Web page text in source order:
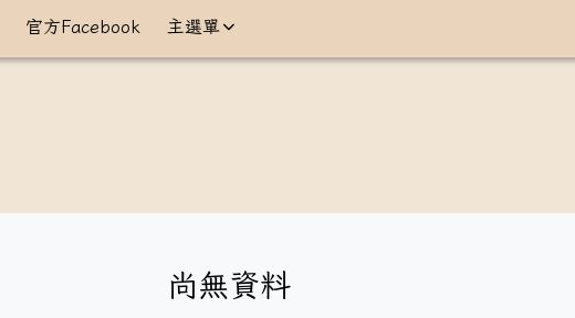
官方Facebook 主選單
尚無資料